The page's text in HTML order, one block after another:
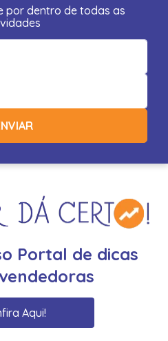
por dentro de todas as
Portal de dicas
Aqui!